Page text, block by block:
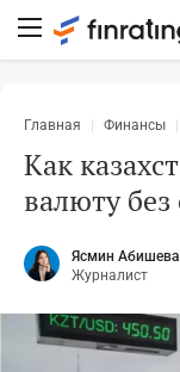
Главная Финансы
Как
валюту
Ясмин Абишева
Журналист